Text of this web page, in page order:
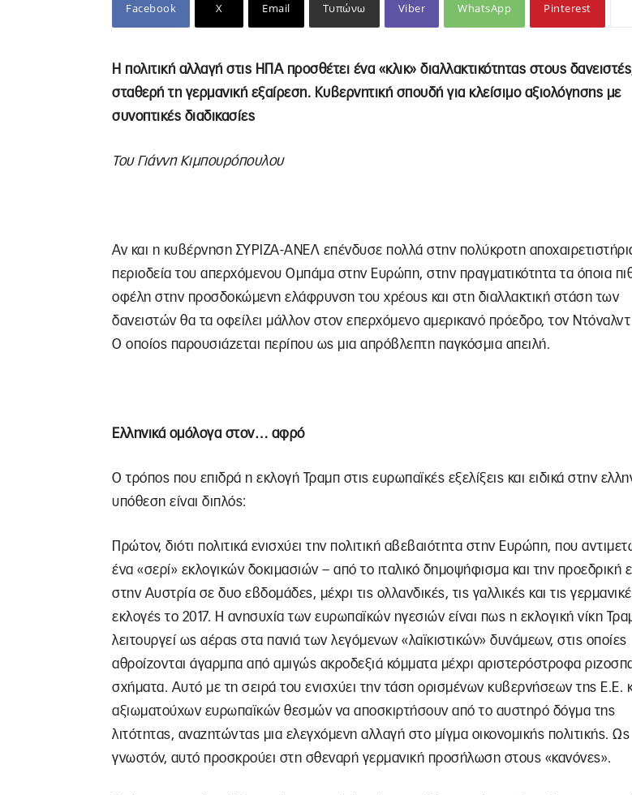
Facebook X Email Τυπώνω Viber WhatsApp Pinterest
Η πολιτική αλλαγή στις ΗΠΑ προσθέτει ένα «κλικ» διαλλακτικότητας στους
σταθερή τη γερμανική εξαίρεση. Κυβερνητική σπουδή για κλείσιμο αξιολόγησης με
συνοπτικές διαδικασίες
Του Γιάννη Κιμπουρόπουλου
Αν και η κυβέρνηση ΣΥΡΙΖΑ-ΑΝΕΛ επένδυσε πολλά στην πολύκροτη
περιοδεία του απερχόμενου Ομπάμα στην Ευρώπη, στην πραγματικότητα τα όποια
οφέλη στην προσδοκώμενη ελάφρυνση του χρέους και στη διαλλακτική στάση των
δανειστών θα τα οφείλει μάλλον στον επερχόμενο αμερικανό πρόεδρο, τον
Ο οποίος παρουσιάζεται περίπου ως μια απρόβλεπτη παγκόσμια απειλή.
Ελληνικά ομόλογα στον… αφρό
Ο τρόπος που επιδρά η εκλογή Τραμπ στις ευρωπαϊκές εξελίξεις και ειδικά στην
υπόθεση είναι διπλός:
Πρώτον, διότι πολιτικά ενισχύει την πολιτική αβεβαιότητα στην Ευρώπη, που
ένα «σερί» εκλογικών δοκιμασιών – από το ιταλικό δημοψήφισμα και την προεδρική
στην Αυστρία σε δυο εβδομάδες, μέχρι τις ολλανδικές, τις γαλλικές και τις
εκλογές το 2017. Η ανησυχία των ευρωπαϊκών ηγεσιών είναι πως η εκλογική νίκη
λειτουργεί ως αέρας στα πανιά των λεγόμενων «λαϊκιστικών» δυνάμεων, στις οποίες
αθροίζονται άγαρμπα από αμιγώς ακροδεξιά κόμματα μέχρι αριστερόστροφα
σχήματα. Αυτό με τη σειρά του ενισχύει την τάση ορισμένων κυβερνήσεων της Ε.Ε.
αξιωματούχων ευρωπαϊκών θεσμών να αποσκιρτήσουν από το αυστηρό δόγμα της
λιτότητας, αναζητώντας μια ελεγχόμενη αλλαγή στο μίγμα οικονομικής πολιτικής. Ως
γνωστόν, αυτό προσκρούει στη σθεναρή γερμανική προσήλωση στους «κανόνες».